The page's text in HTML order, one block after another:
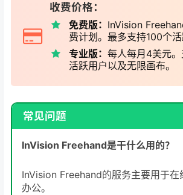
收费价格：
免费版： InVision
费计划。最多支持100个活
专业版： 每人每月4美元
活跃用户以及无限画布。
常见问题
InVision Freehand是干什么用的？
InVision Freehand的服务主要用于在
办公。